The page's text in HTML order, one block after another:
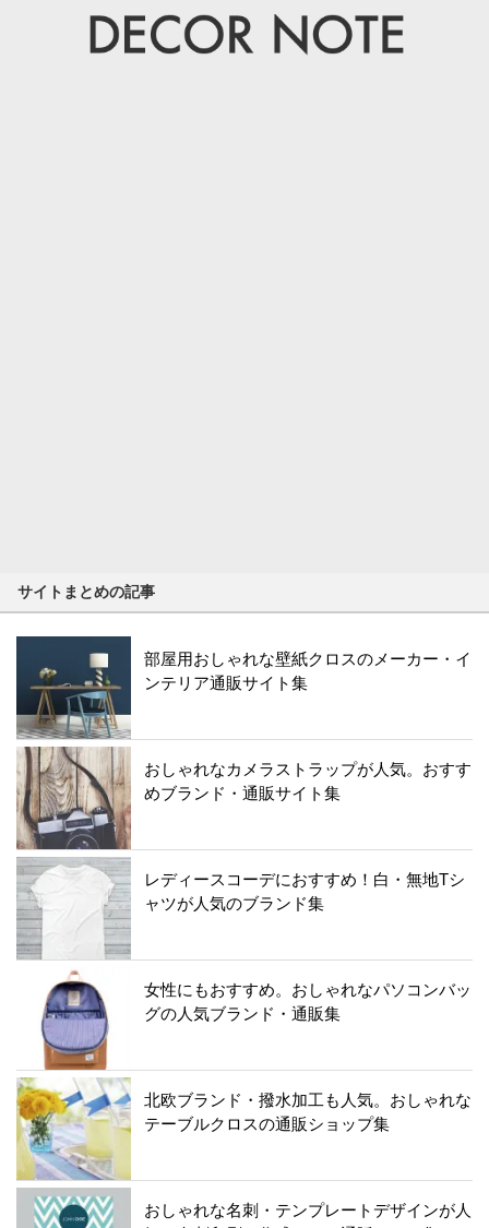
サイトまとめの記事
部屋用おしゃれな壁紙クロスのメーカー・イ
ンテリア通販サイト集
おしゃれなカメラストラップが人気。おすす
めブランド・通販サイト集
レディースコーデにおすすめ！白・無地Tシ
ャツが人気のブランド集
女性にもおすすめ。おしゃれなパソコンバッ
グの人気ブランド・通販集
北欧ブランド・撥水加工も人気。おしゃれな
テーブルクロスの通販ショップ集
おしゃれな名刺・テンプレートデザインが人